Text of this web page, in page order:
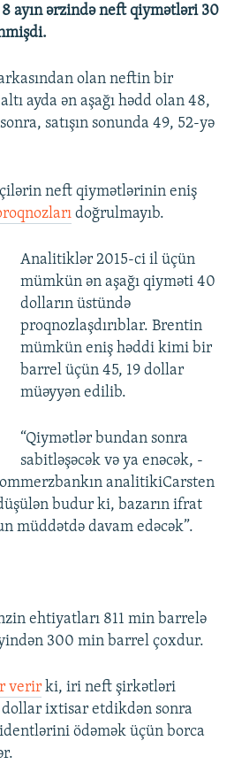
ayın ərzində neft qiymətləri 30
olan neftin bir
ayda ən aşağı hədd olan 48,
satışın sonunda 49, 52-yə
neft qiymətlərinin eniş
doğrulmayıb.
Analitiklər 2015-ci il üçün
mümkün ən aşağı qiyməti 40
dolların üstündə
proqnozlaşdırıblar. Brentin
mümkün eniş həddi kimi bir
barrel üçün 45, 19 dollar
müəyyən edilib.
“Qiymətlər bundan sonra
sabitləşəcək və ya enəcək, -
analitikiCarsten
budur ki, bazarın ifrat
müddətdə davam edəcək”.
ehtiyatları 811 min barrelə
300 min barrel çoxdur.
verir ki, iri neft şirkətləri
ixtisar etdikdən sonra
ödəmək üçün borca